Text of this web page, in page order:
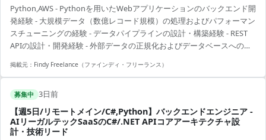
---- - Pythonを用いた新機能のバックエンド開発 - 2.5億レコード規模の
データを扱うためのパフォーマンスを考慮した設計・実装...
Python,AWS - Pythonを用いたWebアプリケーションのバックエンド開
発経験 - 大規模データ（数億レコード規模）の処理およびパフォーマン
スチューニングの経験 - データパイプラインの設計・構築経験 - REST
APIの設計・開発経験 - 外部データの正規化およびデータベースへの格
掲載元： Findy Freelance（ファインディ・フリーランス）
募集中 3日前
【週5日/リモートメイン/C#,Python】バックエンドエンジニア -
AIリーガルテックSaaSのC#/.NET APIコアアーキテクチャ設
計・技術リード